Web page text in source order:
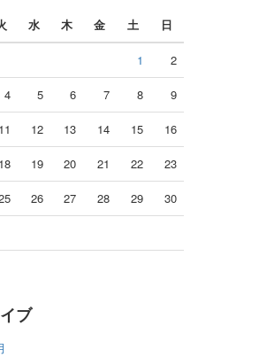
水 木 金 土 日
1 2
4 5 6 7 8 9
11 12 13 14 15 16
18 19 20 21 22 23
26 27 28 29 30
ブ